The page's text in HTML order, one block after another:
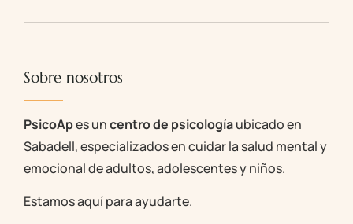
Sobre nosotros
PsicoApes uncentro de psicologíaubicado en
Sabadell, especializados en cuidar la salud mental y
emocional de adultos, adolescentes y niños.
Estamos aquí para ayudarte.